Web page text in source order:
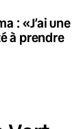
: «J’ai une
à prendre